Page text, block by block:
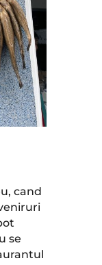
cand
se